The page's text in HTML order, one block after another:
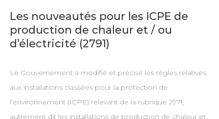
Les nouveautés pour les ICPE de
production de chaleur et / ou
d’électricité (2791)
Le Gouvernement a modifié et précisé les règles relatives
aux installations classées pour la protection de
l’environnement (ICPE) relevant de la rubrique 2971,
autrement dit les installations de production de chaleur et